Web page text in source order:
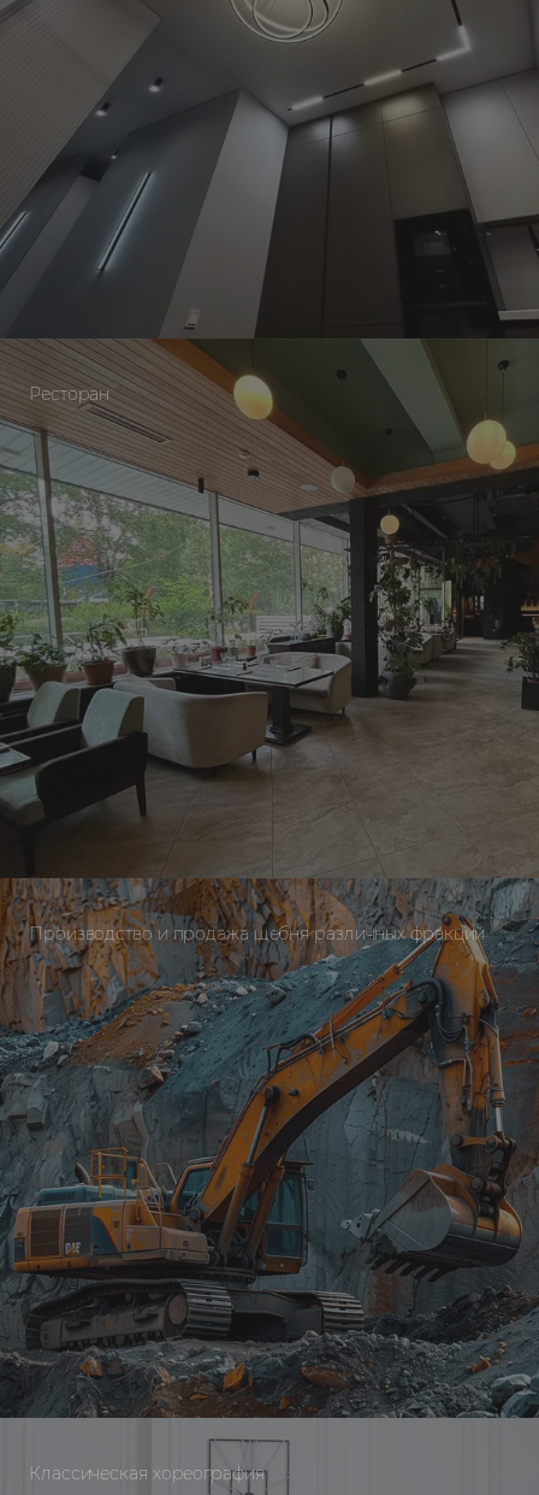
Ресторан
Производство и продажа щебня различных фракций
Классическая хореография